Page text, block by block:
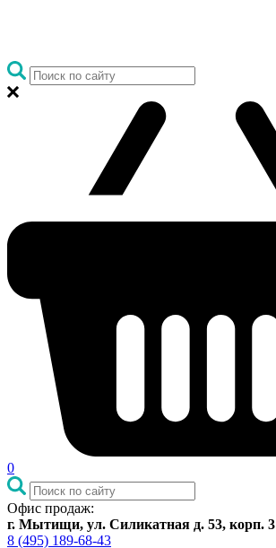
0
Офис продаж:
г. Мытищи, ул. Силикатная д. 53, корп. 3
8 (495) 189-68-43